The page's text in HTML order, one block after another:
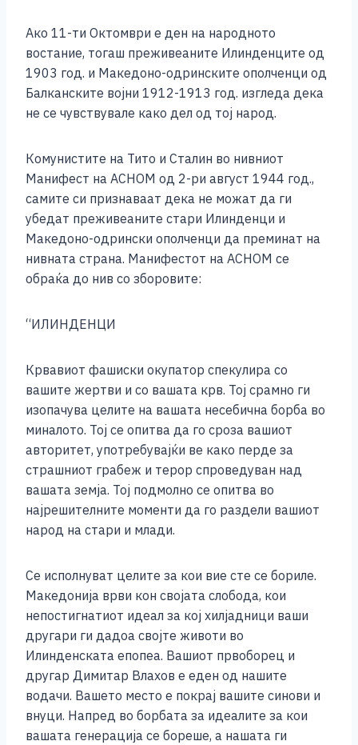
p
p
ly
L
i
n
a
r
e
Ако 11-ти Октомври е ден на народното
востание, тогаш преживеаните Илинденците од
1903 год. и Македоно-одринските ополченци од
Балканските војни 1912-1913 год. изгледа дека
не се чувствувале како дел од тој народ.
Комунистите на Тито и Сталин во нивниот
Манифест на АСНОМ од 2-ри август 1944 год.,
самите си признаваат дека не можат да ги
убедат преживеаните стари Илинденци и
Македоно-одрински ополченци да преминат на
нивната страна. Манифестот на АСНОМ се
обраќа до нив со зборовите:
“ИЛИНДЕНЦИ
Крвавиот фашиски окупатор спекулира со
вашите жертви и со вашата крв. Тој срамно ги
изопачува целите на вашата несебична борба во
миналото. Тој се опитва да го сроза вашиот
авторитет, употребувајќи ве како перде за
страшниот грабеж и терор спроведуван над
вашата земја. Тој подмолно се опитва во
најрешителните моменти да го раздели вашиот
народ на стари и млади.
Се исполнуват целите за кои вие сте се бориле.
Македонија врви кон својата слобода, кои
непостигнатиот идеал за кој хилјадници ваши
другари ги дадоа својте животи во
Илинденската епопеа. Вашиот првоборец и
другар Димитар Влахов е еден од нашите
водачи. Вашето место е покрај вашите синови и
внуци. Напред во борбата за идеалите за кои
вашата генерација се бореше, а нашата ги